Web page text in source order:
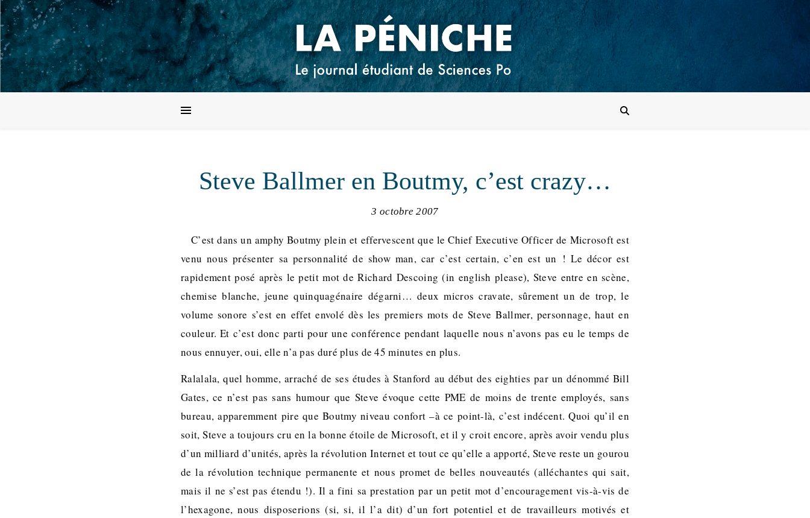
Steve Ballmer en Boutmy, c’est crazy…
3 octobre 2007
C’est dans un amphy Boutmy plein et effervescent que le Chief Executive Officer de Microsoft est
venu nous présenter sa personnalité de show man, car c’est certain, c’en est un ! Le décor est
rapidement posé après le petit mot de Richard Descoing (in english please), Steve entre en scène,
chemise blanche, jeune quinquagénaire dégarni… deux micros cravate, sûrement un de trop, le
volume sonore s’est en effet envolé dès les premiers mots de Steve Ballmer, personnage, haut en
couleur. Et c’est donc parti pour une conférence pendant laquelle nous n’avons pas eu le temps de
nous ennuyer, oui, elle n’a pas duré plus de 45 minutes en plus.
Ralalala, quel homme, arraché de ses études à Stanford au début des eighties par un dénommé Bill
Gates, ce n’est pas sans humour que Steve évoque cette PME de moins de trente employés, sans
bureau, apparemment pire que Boutmy niveau confort –à ce point-là, c’est indécent. Quoi qu’il en
soit, Steve a toujours cru en la bonne étoile de Microsoft, et il y croit encore, après avoir vendu plus
d’un milliard d’unités, après la révolution Internet et tout ce qu’elle a apporté, Steve reste un gourou
de la révolution technique permanente et nous promet de belles nouveautés (alléchantes qui sait,
mais il ne s’est pas étendu !). Il a fini sa prestation par un petit mot d’encouragement vis-à-vis de
l’hexagone, nous disposerions (si, si, il l’a dit) d’un fort potentiel et de travailleurs motivés et